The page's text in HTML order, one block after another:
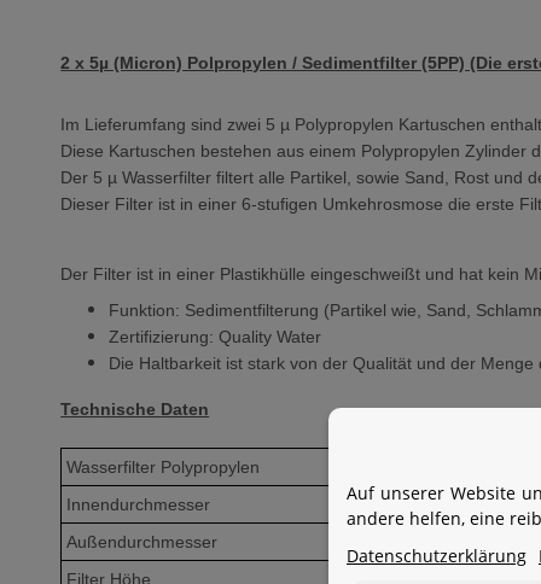
2 x 5µ (Micron) Polpropylen / Sedimentfilter (5PP) (Die
Im Lieferumfang sind zwei 5 µ Polypropylen Kartuschen
Diese Kartuschen bestehen aus einem Polypropylen Zylinder
Der 5 µ Wasserfilter filtert alle Partikel, sowie Sand, Rost und
Dieser Filter ist in einer 6-stufigen Umkehrosmose die erste
Der Filter ist in einer Plastikhülle eingeschweißt und hat kein
Funktion: Sedimentfilterung (Partikel wie, Sand,
Zertifizierung: Quality Water
Die Haltbarkeit ist stark von der Qualität und der
Technische Daten
Wasserfilter Polypropylen
Innendurchmesser
Ø mm
Außendurchmesser
Filter Höhe
Auf unserer Website
andere helfen, eine
Datenschutzerklärung